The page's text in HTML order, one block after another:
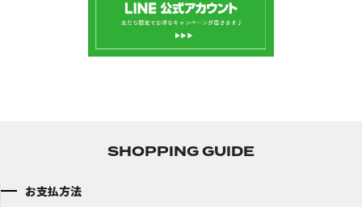
SHOPPING GUIDE
お支払方法